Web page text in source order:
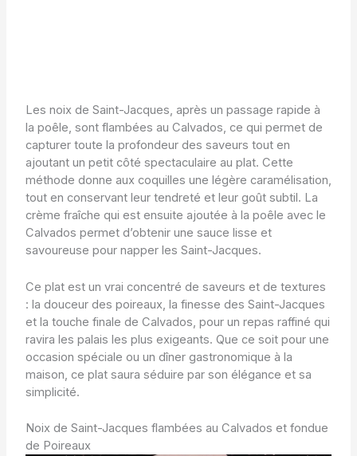
Les noix de Saint-Jacques, après un passage rapide à
la poêle, sont flambées au Calvados, ce qui permet de
capturer toute la profondeur des saveurs tout en
ajoutant un petit côté spectaculaire au plat. Cette
méthode donne aux coquilles une légère caramélisation,
tout en conservant leur tendreté et leur goût subtil. La
crème fraîche qui est ensuite ajoutée à la poêle avec le
Calvados permet d’obtenir une sauce lisse et
savoureuse pour napper les Saint-Jacques.
Ce plat est un vrai concentré de saveurs et de textures
: la douceur des poireaux, la finesse des Saint-Jacques
et la touche finale de Calvados, pour un repas raffiné qui
ravira les palais les plus exigeants. Que ce soit pour une
occasion spéciale ou un dîner gastronomique à la
maison, ce plat saura séduire par son élégance et sa
simplicité.
Noix de Saint-Jacques flambées au Calvados et fondue
de Poireaux